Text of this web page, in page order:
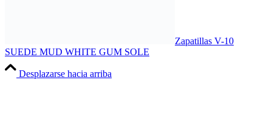
Zapatillas V-10
SUEDE MUD WHITE GUM SOLE
Desplazarse hacia arriba